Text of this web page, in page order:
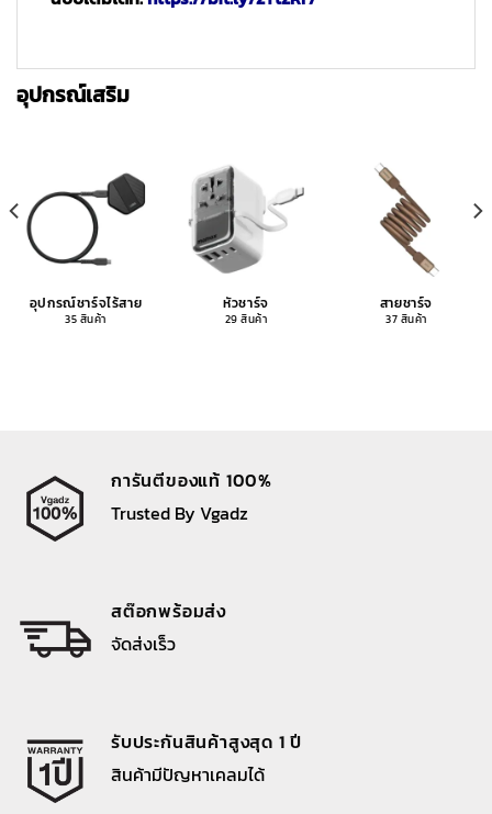
อุปกรณ์เสริม
อุปกรณ์ชาร์จไร้สาย
35 สินค้า
หัวชาร์จ
29 สินค้า
สายชาร์จ
37 สินค้า
การันตีของแท้ 100%
Trusted By Vgadz
สต๊อกพร้อมส่ง
จัดส่งเร็ว
รับประกันสินค้าสูงสุด 1 ปี
สินค้ามีปัญหาเคลมได้